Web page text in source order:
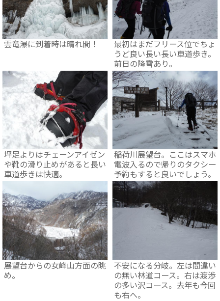
雲竜瀑に到着時は晴れ間！
最初はまだフリース位でちょ
うど良い長い長い車道歩き。
前日の降雪あり。
坪足よりはチェーンアイゼン
や靴の滑り止めがあると長い
車道歩きは快適。
稲荷川展望台。ここはスマホ
電波入るので帰りのタクシー
予約もすると良いでしょう。
展望台からの女峰山方面の眺
め。
不安になる分岐。左は間違い
の無い林道コース。右は渡渉
の多い沢コース。去年も今回
も右へ。